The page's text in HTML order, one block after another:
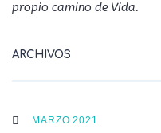
propio camino de Vida.
ARCHIVOS
MARZO 2021